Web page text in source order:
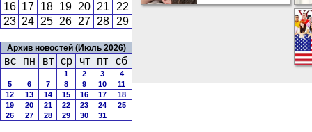
16 17 18 19 20 21
22
23 24 25 26 27 28 29
Архив новостей (Июль 2026)
вс пн вт ср чт пт сб
1 2 3
4
5
6 7 8 9 10
11
12
13 14 15 16 17
18
19
20 21 22 23 24
25
26
27 28 29 30 31